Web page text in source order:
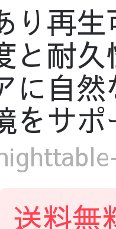
り再
と耐
に自
サポ
送料無